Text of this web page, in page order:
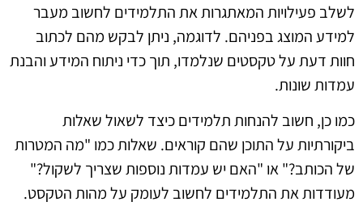
לשלב פעילויות המאתגרות את התלמידים לחשוב מעבר
למידע המוצג בפניהם. לדוגמה, ניתן לבקש מהם לכתוב
חוות דעת על טקסטים שנלמדו, תוך כדי ניתוח המידע והבנת
עמדות שונות.
כמו כן, חשוב להנחות תלמידים כיצד לשאול שאלות
ביקורתיות על התוכן שהם קוראים. שאלות כמו "מה המטרות
של הכותב?" או "האם יש עמדות נוספות שצריך לשקול?"
מעודדות את התלמידים לחשוב לעומק על מהות הטקסט.